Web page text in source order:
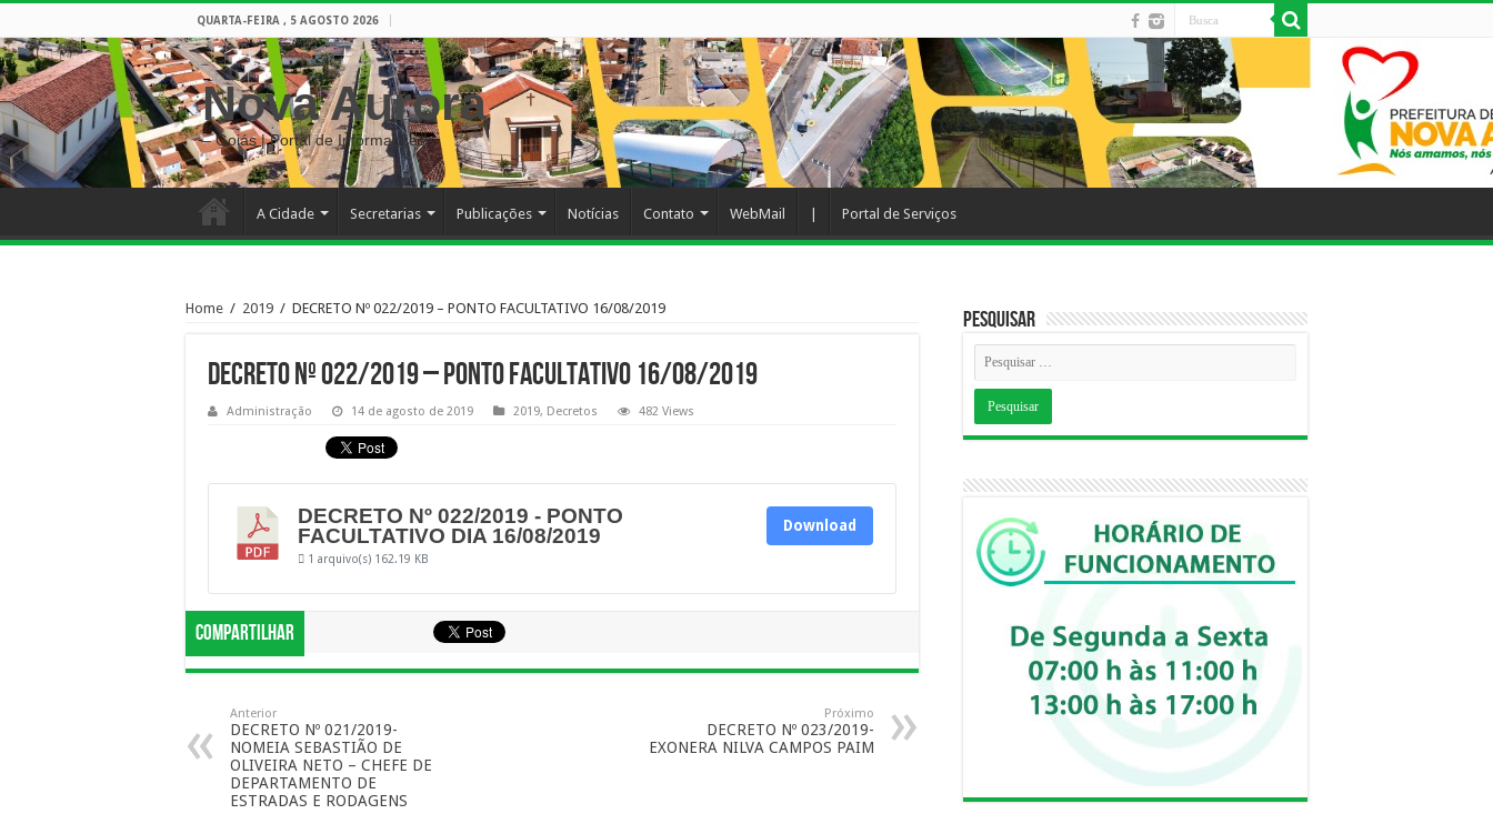
QUARTA-FEIRA , 5 AGOSTO 2026
Nova Aurora
– Goiás | Portal de Informações
A Cidade Secretarias Publicações Notícias Contato WebMail Portal de Serviços
Home / 2019 / DECRETO Nº 022/2019 – PONTO FACULTATIVO 16/08/2019
DECRETO Nº 022/2019 – PONTO FACULTATIVO 16/08/2019
Administração 14 de agosto de 2019 2019, Decretos 482 Views
DECRETO Nº 022/2019 - PONTO
FACULTATIVO DIA 16/08/2019
1 arquivo(s) 162.19 KB
Download
Compartilhar
Anterior
DECRETO Nº 021/2019-
NOMEIA SEBASTIÃO DE
OLIVEIRA NETO – CHEFE DE
DEPARTAMENTO DE
ESTRADAS E RODAGENS
Próximo
DECRETO Nº 023/2019-
EXONERA NILVA CAMPOS PAIM
Pesquisar